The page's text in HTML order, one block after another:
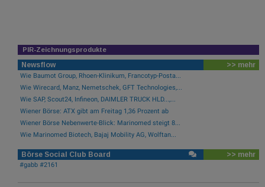
PIR-Zeichnungsprodukte
Newsflow >> mehr
Wie Baumot Group, Rhoen-Klinikum, Francotyp-Posta...
Wie Wirecard, Manz, Nemetschek, GFT Technologies,...
Wie SAP, Scout24, Infineon, DAIMLER TRUCK HLD...,...
Wiener Börse: ATX gibt am Freitag 1,36 Prozent ab
Wiener Börse Nebenwerte-Blick: Marinomed steigt 8...
Wie Marinomed Biotech, Bajaj Mobility AG, Wolftan...
Börse Social Club Board >> mehr
#gabb #2161